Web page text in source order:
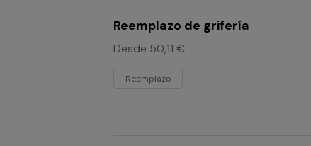
Reemplazo de grifería
Desde 50,11 €
Reemplazo